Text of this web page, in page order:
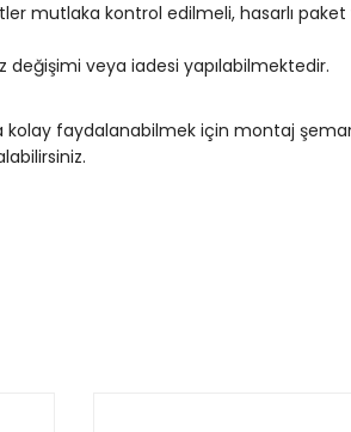
mutlaka kontrol edilmeli, hasarlı
değişimi veya iadesi yapılabilmektedir.
faydalanabilmek için montaj